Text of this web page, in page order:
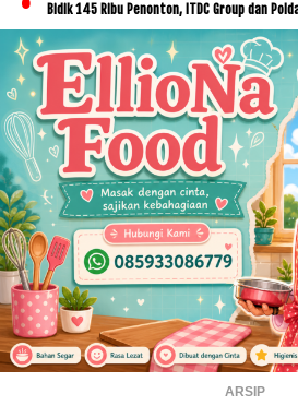
145 Ribu Penonton, ITDC Group dan Polda NTB
ARSIP